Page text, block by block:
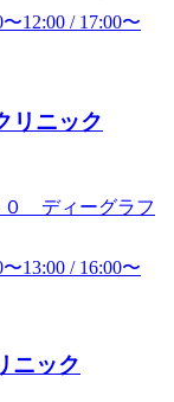
〜12:00 / 17:00〜
ニック
０ ディーグラフ
〜13:00 / 16:00〜
ニック